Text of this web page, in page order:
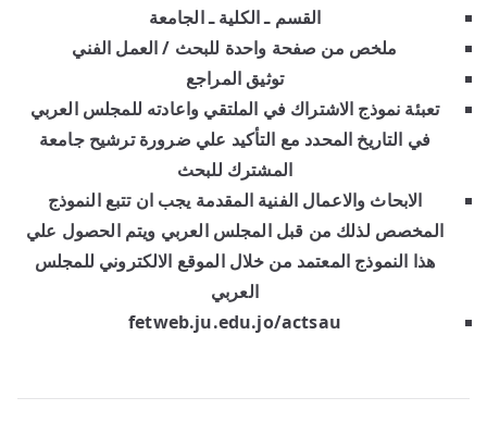
القسم ـ الكلية ـ الجامعة
ملخص من صفحة واحدة للبحث / العمل الفني
توثيق المراجع
تعبئة نموذج الاشتراك في الملتقي واعادته للمجلس العربي
في التاريخ المحدد مع التأكيد علي ضرورة ترشيح جامعة
المشترك للبحث
الابحاث والاعمال الفنية المقدمة يجب ان تتبع النموذج
المخصص لذلك من قبل المجلس العربي ويتم الحصول علي
هذا النموذج المعتمد من خلال الموقع الالكتروني للمجلس
العربي
fetweb.ju.edu.jo/actsau